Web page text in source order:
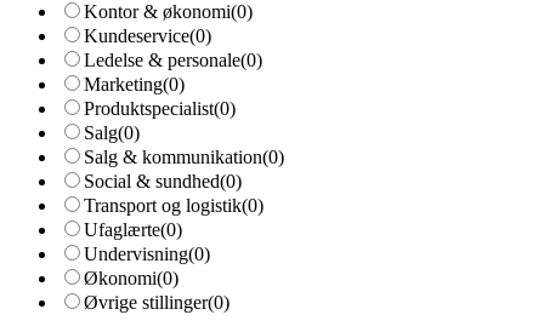
Kontor & økonomi(0)
Kundeservice(0)
Ledelse & personale(0)
Marketing(0)
Produktspecialist(0)
Salg(0)
Salg & kommunikation(0)
Social & sundhed(0)
Transport og logistik(0)
Ufaglærte(0)
Undervisning(0)
Økonomi(0)
Øvrige stillinger(0)